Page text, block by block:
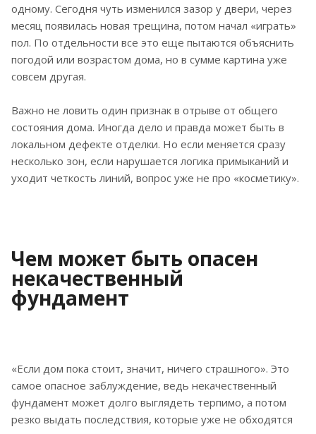
одному. Сегодня чуть изменился зазор у двери, через
месяц появилась новая трещина, потом начал «играть»
пол. По отдельности все это еще пытаются объяснить
погодой или возрастом дома, но в сумме картина уже
совсем другая.
Важно не ловить один признак в отрыве от общего
состояния дома. Иногда дело и правда может быть в
локальном дефекте отделки. Но если меняется сразу
несколько зон, если нарушается логика примыканий и
уходит четкость линий, вопрос уже не про «косметику».
Чем может быть опасен
некачественный
фундамент
«Если дом пока стоит, значит, ничего страшного». Это
самое опасное заблуждение, ведь некачественный
фундамент может долго выглядеть терпимо, а потом
резко выдать последствия, которые уже не обходятся